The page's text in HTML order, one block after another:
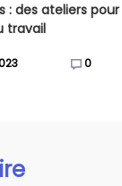
: des ateliers
travail
0